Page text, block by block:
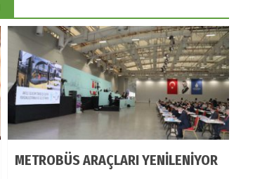
METROBÜS ARAÇLARI YENİLENİYOR